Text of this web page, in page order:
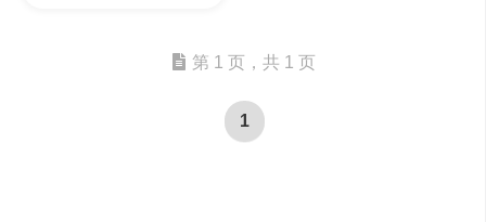
第 1 页，共 1 页
1